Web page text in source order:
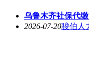
乌鲁木齐社保代
2026-07-20骏伯人